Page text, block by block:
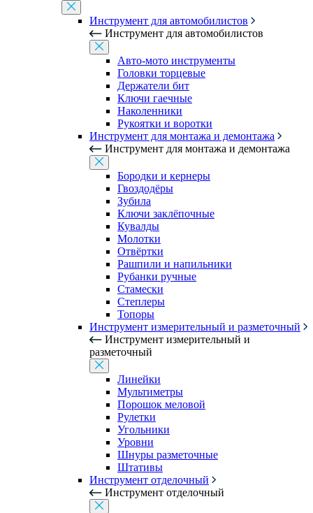
Инструмент для автомобилистов
Инструмент для автомобилистов
Авто-мото инструменты
Головки торцевые
Держатели бит
Ключи гаечные
Наколенники
Рукоятки и воротки
Инструмент для монтажа и демонтажа
Инструмент для монтажа и демонтажа
Бородки и кернеры
Гвоздодёры
Зубила
Ключи заклёпочные
Кувалды
Молотки
Отвёртки
Рашпили и напильники
Рубанки ручные
Стамески
Степлеры
Топоры
Инструмент измерительный и разметочный
Инструмент измерительный и
разметочный
Линейки
Мультиметры
Порошок меловой
Рулетки
Угольники
Уровни
Шнуры разметочные
Штативы
Инструмент отделочный
Инструмент отделочный